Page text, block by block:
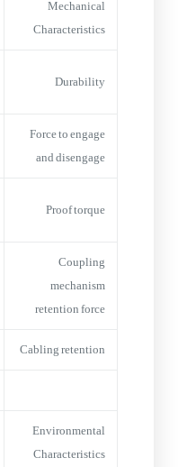
Mechanical
Characteristics
Durability
Force to engage
and disengage
Proof torque
Coupling
mechanism
retention force
Cabling retention
Environmental
Characteristics